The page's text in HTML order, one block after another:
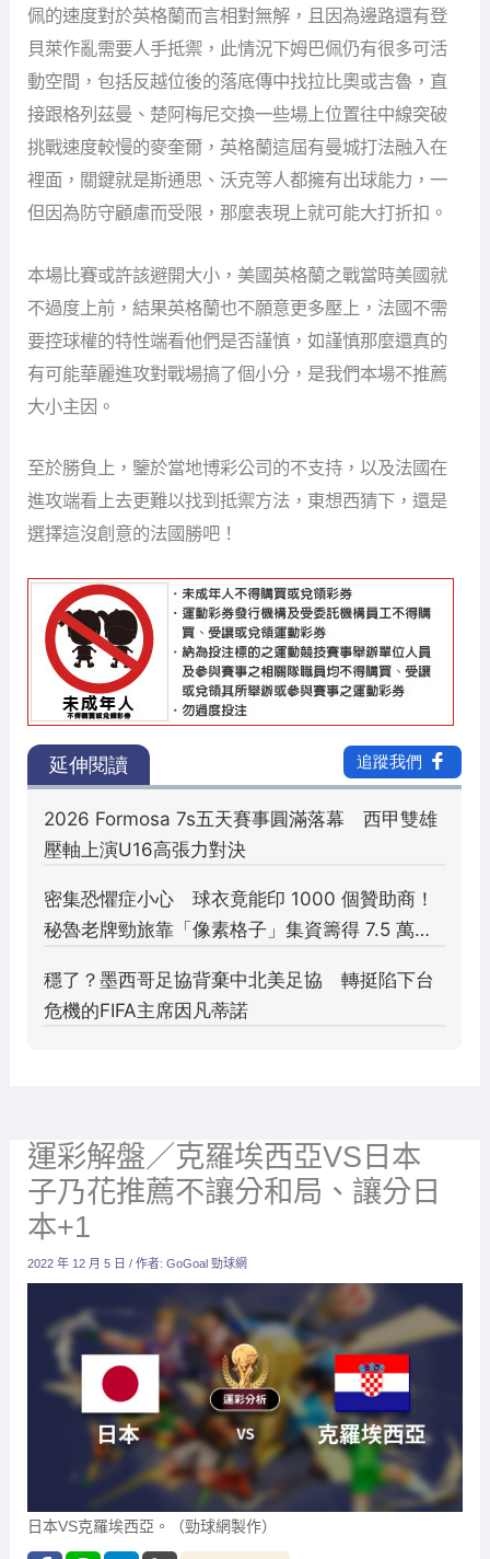
佩的速度對於英格蘭而言相對無解，且因為邊路還有登
貝萊作亂需要人手抵禦，此情況下姆巴佩仍有很多可活
動空間，包括反越位後的落底傳中找拉比奧或吉魯，直
接跟格列茲曼、楚阿梅尼交換一些場上位置往中線突破
挑戰速度較慢的麥奎爾，英格蘭這屆有曼城打法融入在
裡面，關鍵就是斯通思、沃克等人都擁有出球能力，一
但因為防守顧慮而受限，那麼表現上就可能大打折扣。
本場比賽或許該避開大小，美國英格蘭之戰當時美國就
不過度上前，結果英格蘭也不願意更多壓上，法國不需
要控球權的特性端看他們是否謹慎，如謹慎那麼還真的
有可能華麗進攻對戰場搞了個小分，是我們本場不推薦
大小主因。
至於勝負上，鑒於當地博彩公司的不支持，以及法國在
進攻端看上去更難以找到抵禦方法，東想西猜下，還是
選擇這沒創意的法國勝吧！
運彩解盤／克羅埃西亞VS日本
子乃花推薦不讓分和局、讓分日
本+1
2022 年 12 月 5 日/ 作者:GoGoal 勁球網
日本VS克羅埃西亞。（勁球網製作）